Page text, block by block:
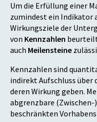
Um die Erfüllung einer
zumindest ein Indikator
Wirkungsziele der
von Kennzahlen
auch Meilensteine
Kennzahlen sind
indirekt Aufschluss über
deren Wirkung geben.
abgrenzbare
beschränkten